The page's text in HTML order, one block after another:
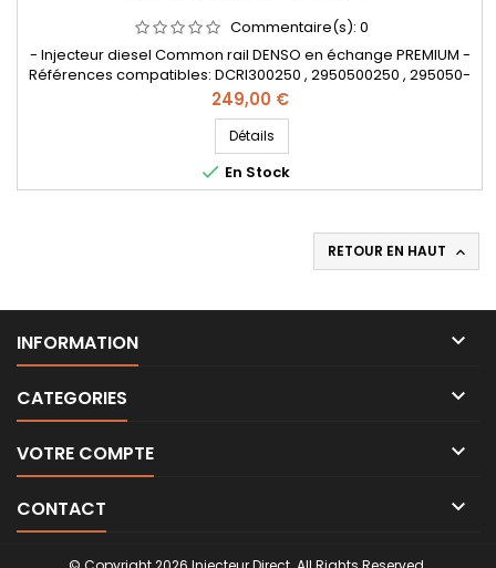
Commentaire(s): 0
- Injecteur diesel Common rail DENSO en échange PREMIUM -
Références compatibles: DCRI300250 , 2950500250 , 295050-
0250 , 16613AA030 , 16613-AA030 - Pour motorisation Subaru
2.0 D Pièce d'origine
Prix
249,00 €
Détails
 En Stock
RETOUR EN HAUT 
INFORMATION 
CATEGORIES 
VOTRE COMPTE 
CONTACT 